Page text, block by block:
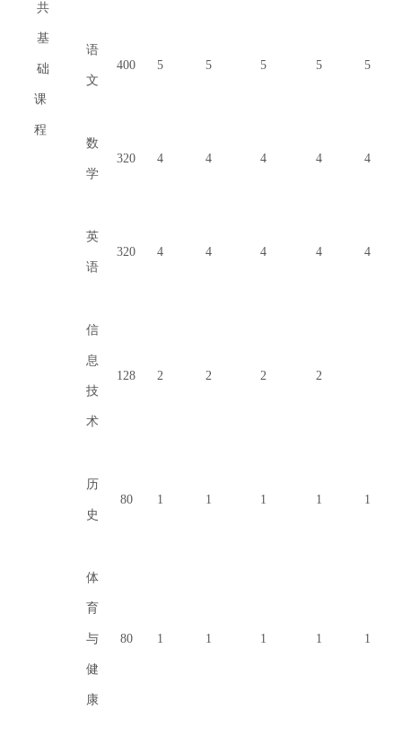
共
基
础
课
程
语
文
400 5 5 5 5 5
数
学
320 4 4 4 4 4
英
语
320 4 4 4 4 4
信
息
技
术
128 2 2 2 2
历
史
80 1 1 1 1 1
体
育
与
健
康
80 1 1 1 1 1